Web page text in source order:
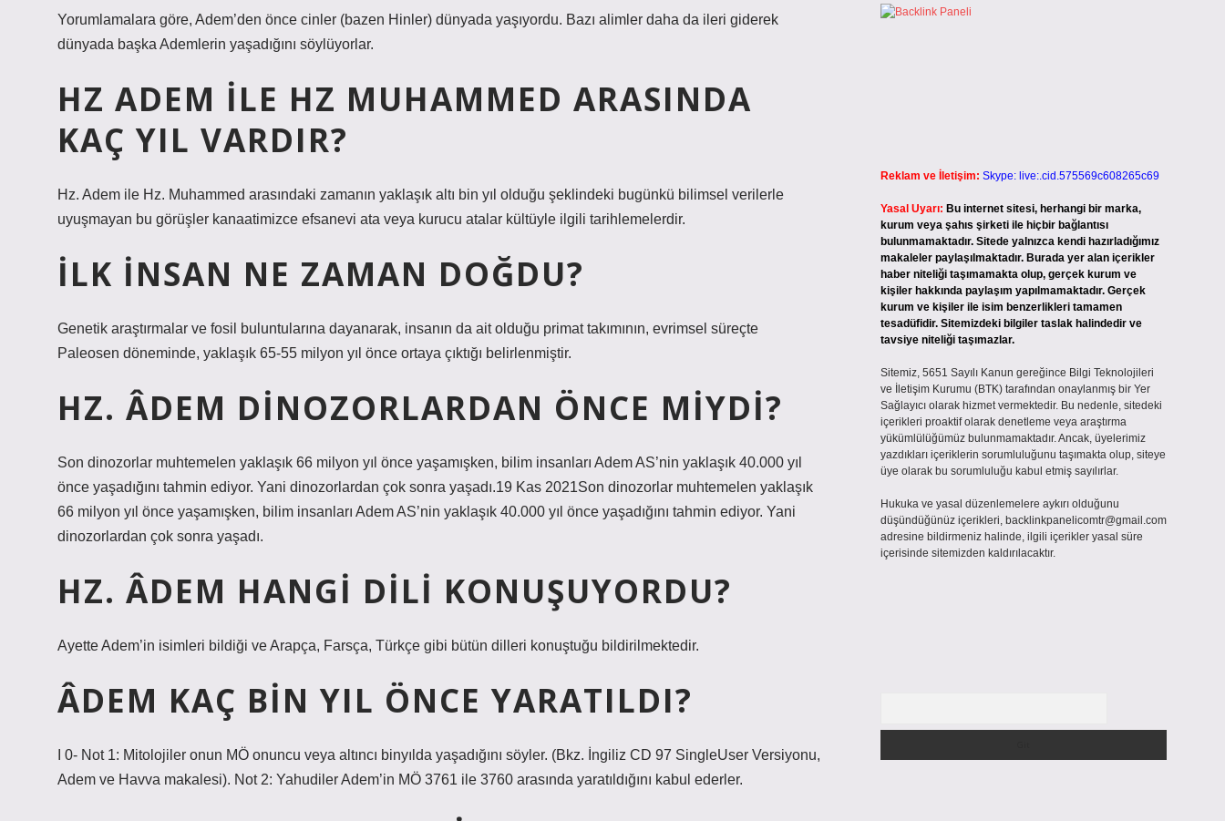
Yorumlamalara göre, Adem’den önce cinler (bazen Hinler) dünyada yaşıyordu. Bazı alimler daha da ileri giderek
dünyada başka Ademlerin yaşadığını söylüyorlar.
HZ ADEM ILE HZ MUHAMMED ARASINDA
KAÇ YIL VARDIR?
Hz. Adem ile Hz. Muhammed arasındaki zamanın yaklaşık altı bin yıl olduğu şeklindeki bugünkü bilimsel verilerle
uyuşmayan bu görüşler kanaatimizce efsanevi ata veya kurucu atalar kültüyle ilgili tarihlemelerdir.
İLK INSAN NE ZAMAN DOĞDU?
Genetik araştırmalar ve fosil buluntularına dayanarak, insanın da ait olduğu primat takımının, evrimsel süreçte
Paleosen döneminde, yaklaşık 65-55 milyon yıl önce ortaya çıktığı belirlenmiştir.
HZ. ÂDEM DINOZORLARDAN ÖNCE MIYDI?
Son dinozorlar muhtemelen yaklaşık 66 milyon yıl önce yaşamışken, bilim insanları Adem AS’nin yaklaşık 40.000 yıl
önce yaşadığını tahmin ediyor. Yani dinozorlardan çok sonra yaşadı.19 Kas 2021Son dinozorlar muhtemelen yaklaşık
66 milyon yıl önce yaşamışken, bilim insanları Adem AS’nin yaklaşık 40.000 yıl önce yaşadığını tahmin ediyor. Yani
dinozorlardan çok sonra yaşadı.
HZ. ÂDEM HANGI DILI KONUŞUYORDU?
Ayette Adem’in isimleri bildiği ve Arapça, Farsça, Türkçe gibi bütün dilleri konuştuğu bildirilmektedir.
ÂDEM KAÇ BIN YIL ÖNCE YARATILDI?
I 0- Not 1: Mitolojiler onun MÖ onuncu veya altıncı binyılda yaşadığını söyler. (Bkz. İngiliz CD 97 SingleUser Versiyonu,
Adem ve Havva makalesi). Not 2: Yahudiler Adem’in MÖ 3761 ile 3760 arasında yaratıldığını kabul ederler.
Reklam ve İletişim: Skype: live:.cid.575569c608265c69
Yasal Uyarı: Bu internet sitesi, herhangi bir marka,
kurum veya şahıs şirketi ile hiçbir bağlantısı
bulunmamaktadır. Sitede yalnızca kendi hazırladığımız
makaleler paylaşılmaktadır. Burada yer alan içerikler
haber niteliği taşımamakta olup, gerçek kurum ve
kişiler hakkında paylaşım yapılmamaktadır. Gerçek
kurum ve kişiler ile isim benzerlikleri tamamen
tesadüfidir. Sitemizdeki bilgiler taslak halindedir ve
tavsiye niteliği taşımazlar.
Sitemiz, 5651 Sayılı Kanun gereğince Bilgi Teknolojileri
ve İletişim Kurumu (BTK) tarafından onaylanmış bir Yer
Sağlayıcı olarak hizmet vermektedir. Bu nedenle, sitedeki
içerikleri proaktif olarak denetleme veya araştırma
yükümlülüğümüz bulunmamaktadır. Ancak, üyelerimiz
yazdıkları içeriklerin sorumluluğunu taşımakta olup, siteye
üye olarak bu sorumluluğu kabul etmiş sayılırlar.
Hukuka ve yasal düzenlemelere aykırı olduğunu
düşündüğünüz içerikleri, backlinkpanelicomtr@gmail.com
adresine bildirmeniz halinde, ilgili içerikler yasal süre
içerisinde sitemizden kaldırılacaktır.